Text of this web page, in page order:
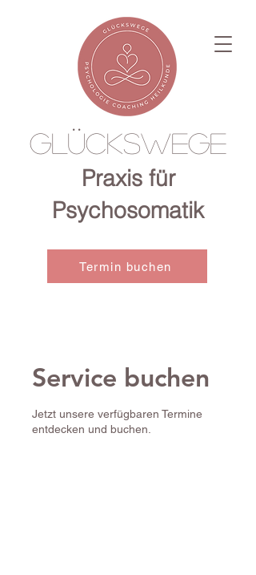
Glückswege
Praxis für
Psychosomatik
Termin buchen
Service buchen
Jetzt unsere verfügbaren Termine
entdecken und buchen.